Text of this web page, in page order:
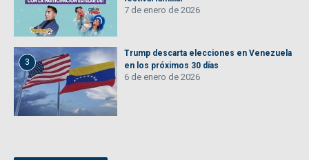
7 de enero de 2026
3
Trump descarta elecciones en Venezuela
en los próximos 30 días
6 de enero de 2026